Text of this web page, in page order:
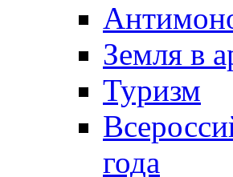
Земля в
Туризм
года